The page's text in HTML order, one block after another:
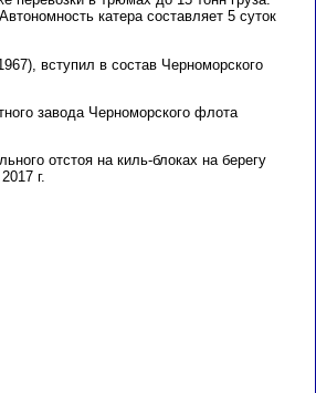
катера составляет 5 суток
вступил в состав Черноморского
завода Черноморского флота
отстоя на киль-блоках на берегу
г.